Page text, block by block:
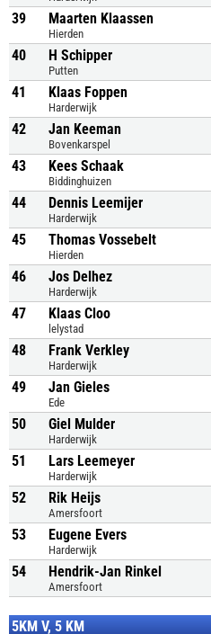
39 Maarten Klaassen
Hierden
40 H Schipper
Putten
41 Klaas Foppen
Harderwijk
42 Jan Keeman
Bovenkarspel
43 Kees Schaak
Biddinghuizen
44 Dennis Leemijer
Harderwijk
45 Thomas Vossebelt
Hierden
46 Jos Delhez
Harderwijk
47 Klaas Cloo
lelystad
48 Frank Verkley
Harderwijk
49 Jan Gieles
Ede
50 Giel Mulder
Harderwijk
51 Lars Leemeyer
Harderwijk
52 Rik Heijs
Amersfoort
53 Eugene Evers
Harderwijk
54 Hendrik-Jan Rinkel
Amersfoort
5KM V, 5 KM